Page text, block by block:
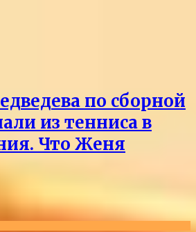
по сборной
из тенниса в
Что Женя